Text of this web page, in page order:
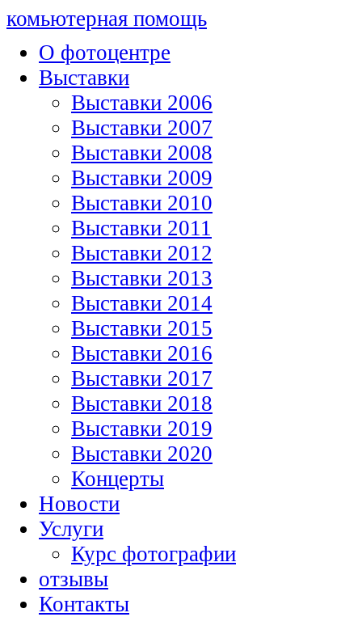
комьютерная помощь
О фотоцентре
Выставки
Выставки 2006
Выставки 2007
Выставки 2008
Выставки 2009
Выставки 2010
Выставки 2011
Выставки 2012
Выставки 2013
Выставки 2014
Выставки 2015
Выставки 2016
Выставки 2017
Выставки 2018
Выставки 2019
Выставки 2020
Концерты
Новости
Услуги
Курс фотографии
отзывы
Контакты